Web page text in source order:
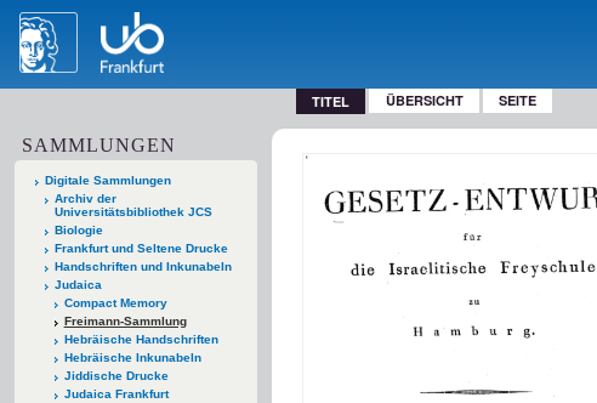
TITEL ÜBERSICHT SEITE
SAMMLUNGEN
Digitale Sammlungen
Archiv der
Universitätsbibliothek JCS
Biologie
Frankfurt und Seltene Drucke
Handschriften und Inkunabeln
Judaica
Compact Memory
Freimann-Sammlung
Hebräische Handschriften
Hebräische Inkunabeln
Jiddische Drucke
Judaica Frankfurt